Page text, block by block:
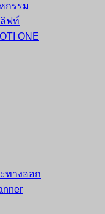
กรรม
ฟท์
ทางออก